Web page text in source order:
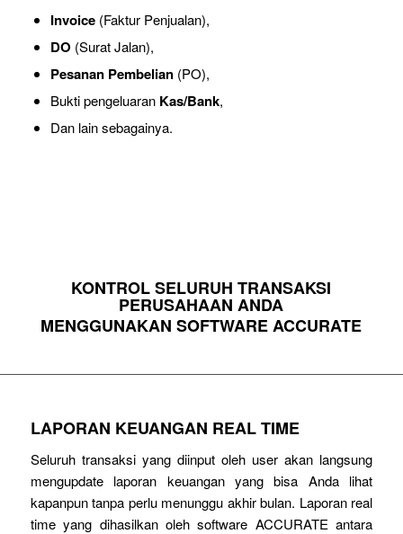
Invoice(Faktur Penjualan),
DO (Surat Jalan),
Pesanan Pembelian(PO),
Bukti pengeluaran Kas/Bank,
Dan lain sebagainya.
KONTROL SELURUH TRANSAKSI
PERUSAHAAN ANDA
MENGGUNAKAN SOFTWARE ACCURATE
LAPORAN KEUANGAN REAL TIME
Seluruh transaksi yang diinput oleh user akan langsung
mengupdate laporan keuangan yang bisa Anda lihat
kapanpun tanpa perlu menunggu akhir bulan. Laporan real
time yang dihasilkan oleh software ACCURATE antara